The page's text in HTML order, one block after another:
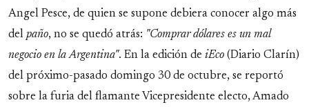
Angel Pesce, de quien se supone debiera conocer algo más
del paño, no se quedó atrás: "Comprar dólares es un mal
negocio en la Argentina". En la edición de iEco (Diario Clarín)
del próximo-pasado domingo 30 de octubre, se reportó
sobre la furia del flamante Vicepresidente electo, Amado